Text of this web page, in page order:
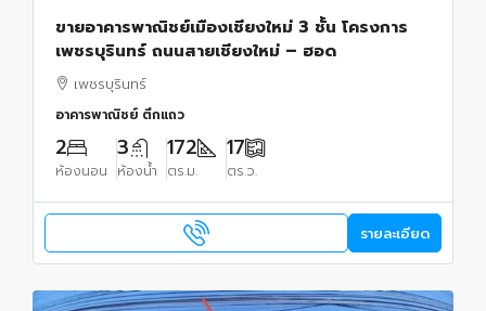
ขายอาคารพาณิชย์เมืองเชียงใหม่ 3 ชั้น โครงการ
เพชรบุรินทร์ ถนนสายเชียงใหม่ – ฮอด
เพชรบุรินทร์
อาคารพาณิชย์ ตึกแถว
2
ห้องนอน
3
ห้องน้ำ
172
ตร.ม.
17
ตร.ว.
รายละเอียด